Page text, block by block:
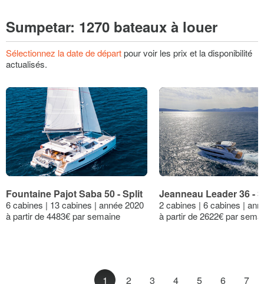
Sumpetar: 1270 bateaux à louer
Sélectionnez la date de départpour voir les prix et la disponibilité
actualisés.
Fountaine Pajot Saba 50 - Split
6 cabines | 13 cabines | année 2020
à partir de 4483€ par semaine
Jeanneau Leader 36 -
2 cabines | 6 cabines |
à partir de 2622€ par
1 2 3 4 5 6 7